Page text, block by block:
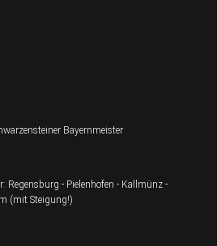
Bayernmeister
Regensburg - Pielenhofen - Kallmünz -
(mit Steigung!)